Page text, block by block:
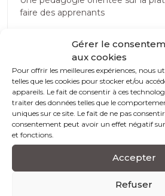
Gérer le
aux cookies
Pour offrir les meilleures expériences, nous
telles que les cookies pour stocker et/ou
appareils. Le fait de consentir à ces
traiter des données telles que le
uniques sur ce site. Le fait de ne pas
consentement peut avoir un effet négatif
et fonctions.
Accepter
Refuser
faire des apprenants
Modalités et conditions
Modalité d’évaluation
Prérequis
Accessibilité handicap